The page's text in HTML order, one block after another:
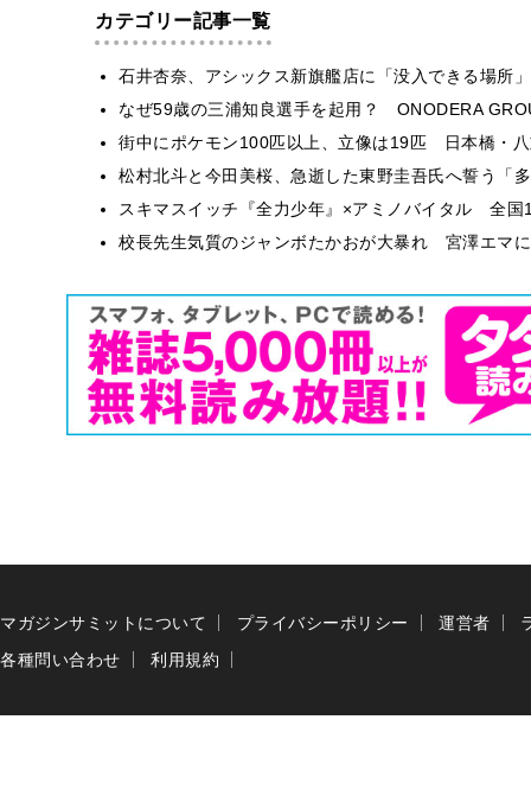
カテゴリー記事一覧
石井杏奈、アシックス新旗艦店に「没入できる場所
なぜ59歳の三浦知良選手を起用？ ONODERA
街中にポケモン100匹以上、立像は19匹 日本橋・
松村北斗と今田美桜、急逝した東野圭吾氏へ誓う「
スキマスイッチ『全力少年』×アミノバイタル 全国
校長先生気質のジャンボたかおが大暴れ 宮澤エマ
マガジンサミットについて プライバシーポリシー 運営者
各種問い合わせ
利用規約